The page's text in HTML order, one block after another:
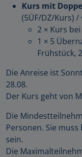
Kurs mit
(5ÜF/DZ/Kurs) /
2 × Kurs
1 × 5
Frühstück,
Die Anreise ist
28.08.
Der Kurs geht von
Die
Personen. Sie
sein.
Die